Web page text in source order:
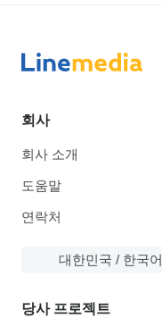
회사
회사 소개
도움말
연락처
대한민국 / 한국어
당사 프로젝트